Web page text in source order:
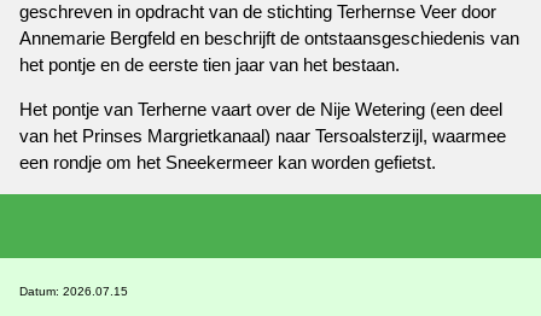
geschreven in opdracht van de stichting Terhernse Veer door
Annemarie Bergfeld en beschrijft de ontstaansgeschiedenis van
het pontje en de eerste tien jaar van het bestaan.
Het pontje van Terherne vaart over de Nije Wetering (een deel
van het Prinses Margrietkanaal) naar Tersoalsterzijl, waarmee
een rondje om het Sneekermeer kan worden gefietst.
Datum: 2026.07.15